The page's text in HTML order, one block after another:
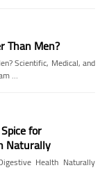
Than Men?
Scientific, Medical, and
…
for
Naturally
Health Naturally